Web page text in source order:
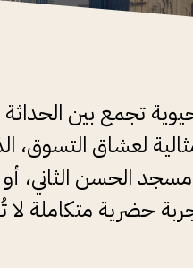
تجمع بين
لعشاق التسوق،
الحسن الثاني،
حضرية متكاملة